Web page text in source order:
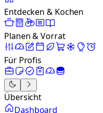
Entdecken & Kochen
Planen & Vorrat
Für Profis
Übersicht
Dashboard